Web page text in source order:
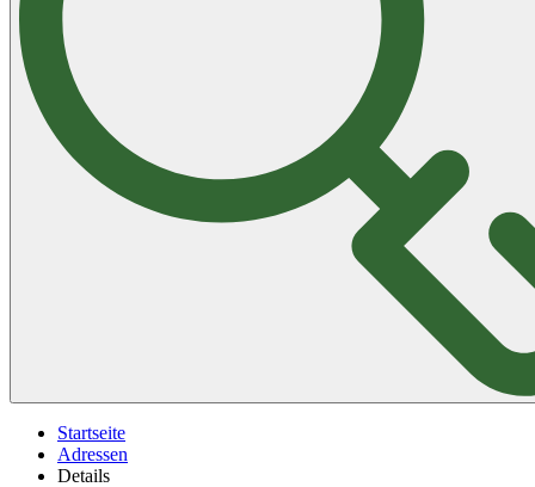
Startseite
Adressen
Details